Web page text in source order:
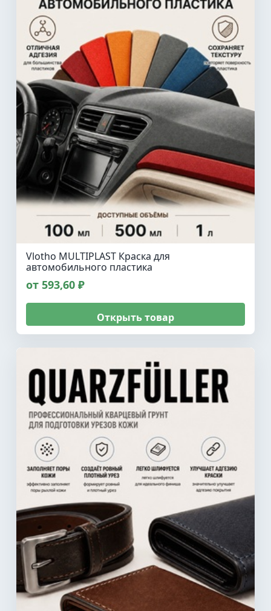
Vlotho MULTIPLAST Краска для
автомобильного пластика
от 593,60 ₽
Открыть товар